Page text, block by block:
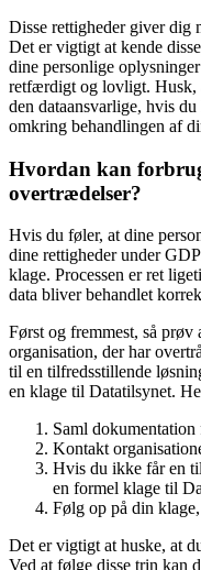
Disse rettigheder giver dig
Det er vigtigt at kende
dine personlige
retfærdigt og lovligt. Husk,
den dataansvarlige, hvis
omkring behandlingen af
Hvordan kan
overtrædelser?
Hvis du føler, at dine
dine rettigheder under
klage. Processen er ret
data bliver behandlet
Først og fremmest, så prøv
organisation, der har
til en tilfredsstillende
en klage til Datatilsynet.
Saml
Kontakt
Hvis du ikke får en
en formel klage til
Følg op på din
Det er vigtigt at huske, at
Ved at følge disse trin kan